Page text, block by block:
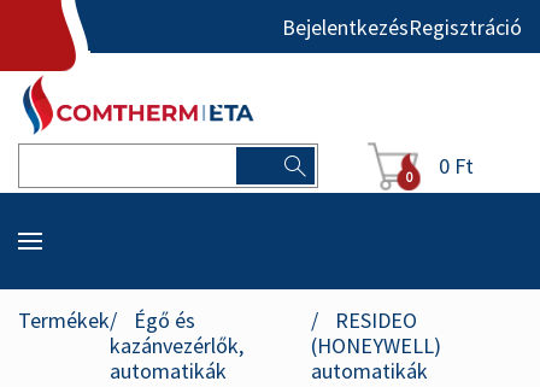
BejelentkezésRegisztráció
0 0 Ft
Termékek
Égő és
kazánvezérlők,
automatikák
RESIDEO
(HONEYWELL)
automatikák